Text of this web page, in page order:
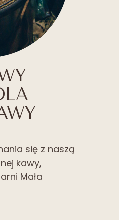
się z naszą
kawy,
Mała